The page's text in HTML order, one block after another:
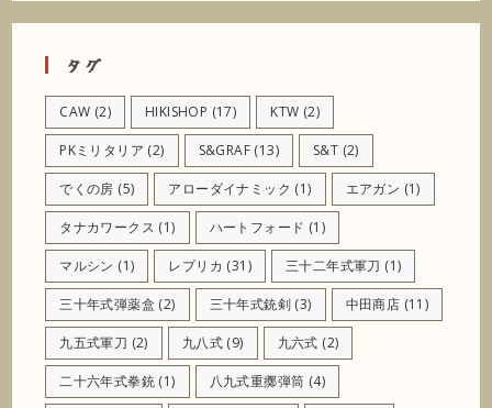
タグ
CAW (2) HIKISHOP (17) KTW (2)
PKミリタリア (2) S&GRAF (13) S&T (2)
でくの房 (5) アローダイナミック (1) エアガン (1)
タナカワークス (1) ハートフォード (1)
マルシン (1) レプリカ (31) 三十二年式軍刀 (1)
三十年式弾薬盒 (2) 三十年式銃剣 (3) 中田商店 (11)
九五式軍刀 (2) 九八式 (9) 九六式 (2)
二十六年式拳銃 (1) 八九式重擲弾筒 (4)